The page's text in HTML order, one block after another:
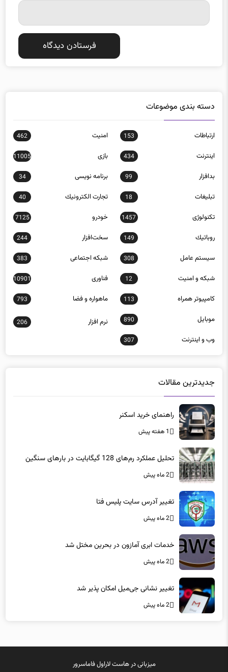
ارتباطات
اينترنت 434 بازی 11005
بدافزار 99 برنامه نويسی 34
تبلیغات 18 تجارت الكترونيك 40
تکنولوژی 1457 خودرو 7125
روباتيك 149 سخت‌افزار 244
سيستم عامل 308 شبكه اجتماعی 383
شبكه و امنيت 12 فناوری 10901
كامپيوتر همراه 113 ماهواره و فضا 793
موبايل 890
206
وب و اينترنت 307
راهنمای خرید اسکنر
1 هفته پیش
2 ماه پیش
2 ماه پیش
2 ماه پیش
2 ماه پیش
میزبانی درهاست لاراولفاماسرور